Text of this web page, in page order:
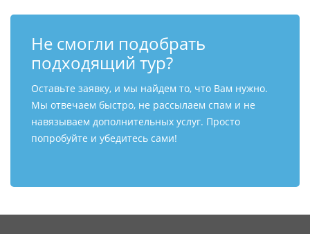
Не смогли подобрать
подходящий тур?
Оставьте заявку, и мы найдем то, что Вам нужно.
Мы отвечаем быстро, не рассылаем спам и не
навязываем дополнительных услуг. Просто
попробуйте и убедитесь сами!